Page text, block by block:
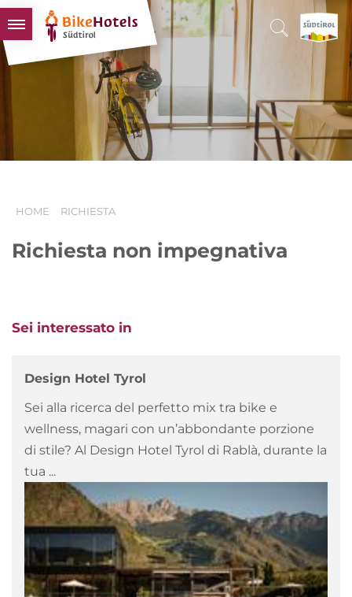
BIKEHOTELS
HOTELS & PACCHETTI
TOUR & TERRITORI
L'ALTO ADIGE & NOI
HOME RICHIESTA
Richiesta non impegnativa
Sei interessato in
Design Hotel Tyrol
Sei alla ricerca del perfetto mix tra bike e
wellness, magari con un’abbondante porzione
di stile? Al Design Hotel Tyrol di Rablà, durante la
tua ...